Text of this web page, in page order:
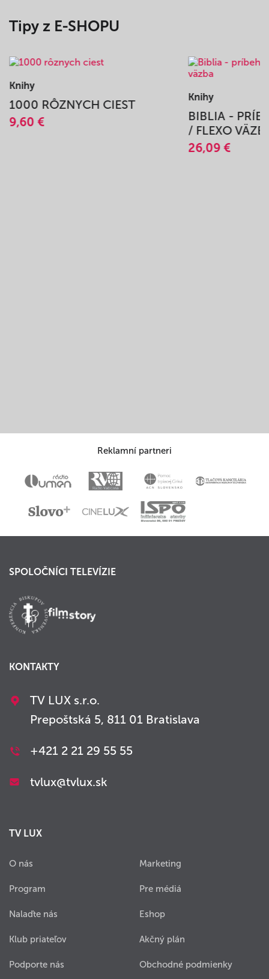
Tipy z E-SHOPU
Knihy
1000 RÔZNYCH CIEST
9,60 €
Knihy
BIBLIA -
/ FLEXO
26,09 €
Reklamní partneri
SPOLOČNÍCI TELEVÍZIE
KONTAKTY
TV LUX s.r.o.
Prepoštská 5, 811 01 Bratislava
+421 2 21 29 55 55
tvlux@tvlux.sk
TV LUX
O nás
Program
Nalaďte nás
Klub priateľov
Podporte nás
Marketing
Pre médiá
Eshop
Akčný plán
Obchodné podmienky